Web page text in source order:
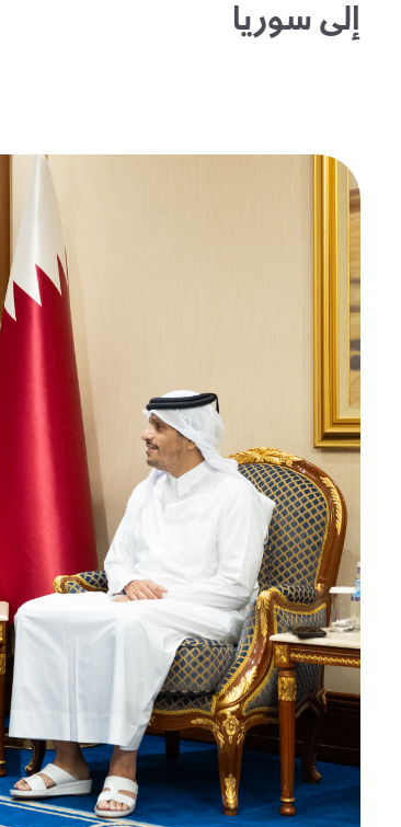
إلى سوريا